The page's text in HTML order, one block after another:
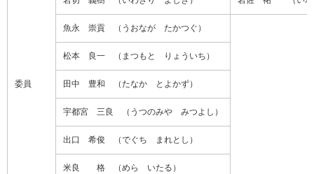
委員
魚永 崇貢 （うおなが たかつぐ）
松本 良一 （まつもと りょういち）
田中 豊和 （たなか とよかず）
宇都宮 三良 （うつのみや みつよし）
出口 希俊 （でぐち まれとし）
米良 格 （めら いたる）